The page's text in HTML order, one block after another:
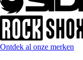
Ontdek al onze merken